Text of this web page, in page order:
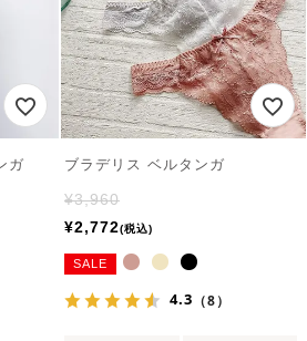
ガ ブラデリス ベルタンガ
¥3,960
¥2,772 税込
SALE
4.3 （8）